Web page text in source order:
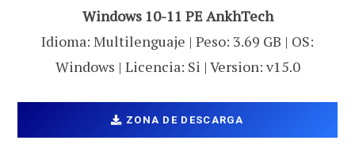
Windows 10-11 PE AnkhTech
Idioma: Multilenguaje | Peso: 3.69 GB | OS:
Windows | Licencia: Si | Version: v15.0
ZONA DE DESCARGA